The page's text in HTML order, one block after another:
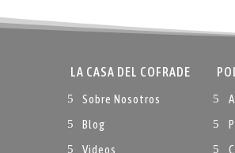
LA CASA DEL COFRADE
Sobre Nosotros
Blog
Videos